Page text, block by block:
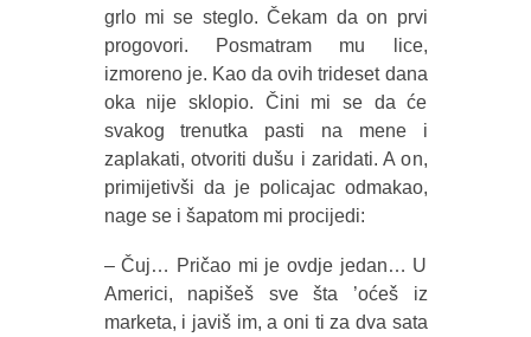
grlo mi se steglo. Čekam da on prvi
progovori. Posmatram mu lice,
izmoreno je. Kao da ovih trideset dana
oka nije sklopio. Čini mi se da će
svakog trenutka pasti na mene i
zaplakati, otvoriti dušu i zaridati. A on,
primijetivši da je policajac odmakao,
nage se i šapatom mi procijedi:
– Čuj… Pričao mi je ovdje jedan… U
Americi, napišeš sve šta ’oćeš iz
marketa, i javiš im, a oni ti za dva sata